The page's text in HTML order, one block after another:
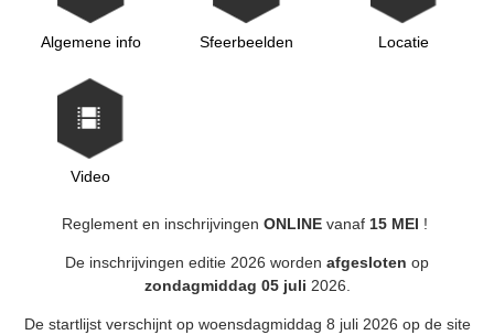
Algemene info Sfeerbeelden Locatie
Video
Reglement en inschrijvingen ONLINE vanaf 15 MEI !
De inschrijvingen editie 2026 worden afgesloten op
zondagmiddag 05 juli 2026.
De startlijst verschijnt op woensdagmiddag 8 juli 2026 op de site